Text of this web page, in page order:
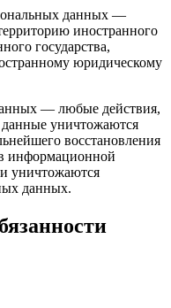
данных —
иностранного
государства,
юридическому
— любые действия,
данные уничтожаются
восстановления
информационной
уничтожаются
данных.